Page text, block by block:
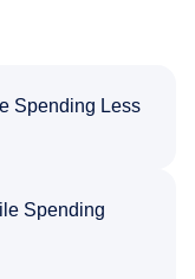
Spending Less
Spending